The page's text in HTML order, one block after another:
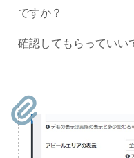
ですか？
確認してもらっていい